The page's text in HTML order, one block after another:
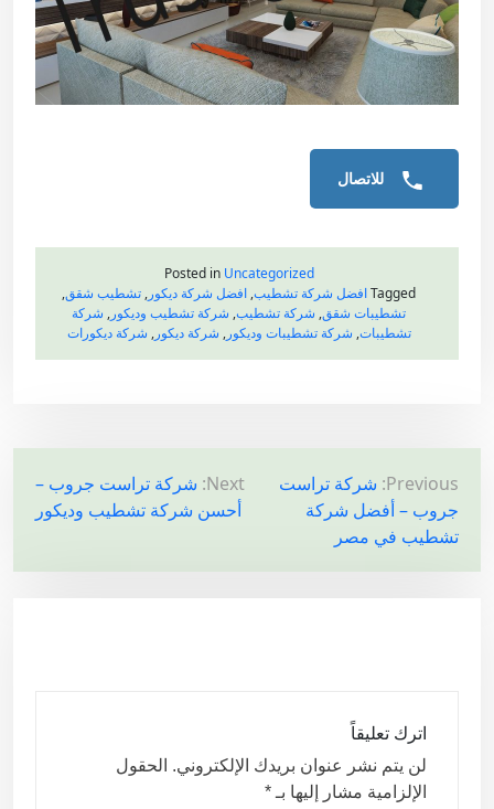
للاتصال
Posted in Uncategorized
Taggedافضل شركة تشطيب, افضل شركة ديكور, تشطيب شقق,
تشطيبات شقق, شركة تشطيب, شركة تشطيب وديكور, شركة
تشطيبات, شركة تشطيبات وديكور, شركة ديكور, شركة ديكورات
ت
ص
فّ
Previous: شركة تراست
جروب – أفضل شركة
تشطيب في مصر
Next: شركة تراست جروب –
أحسن شركة تشطيب وديكور
اترك تعليقاً
لن يتم نشر عنوان بريدك الإلكتروني. الحقول
الإلزامية مشار إليها بـ *